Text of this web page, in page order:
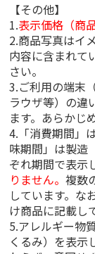
【その他】
1.表示価格（商
2.商品写真はイ
内容に含まれて
さい。
3.ご利用の端末
ラウザ等）の違
ます。あらかじ
4.「消費期間」
味期間」は製造
ぞれ期間で表示
りません。複数
しています。な
け商品に記載し
5.アレルギー物
くるみ）を表示